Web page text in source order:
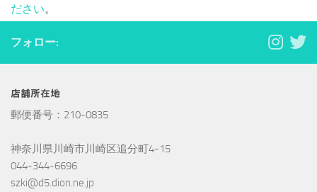
ださい。
フォロー:
店舗所在地
郵便番号：210-0835
神奈川県川崎市川崎区追分町4-15
044-344-6696
szki@d5.dion.ne.jp